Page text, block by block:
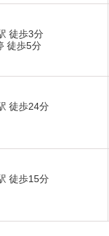
徒歩3分
徒歩5分
徒歩24分
徒歩15分